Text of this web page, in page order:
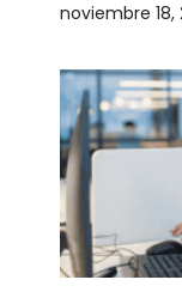
noviembre 18,